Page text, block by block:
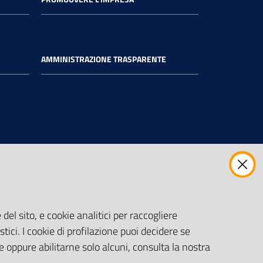
AMMINISTRAZIONE TRASPARENTE
sito, e cookie analitici per raccogliere
I cookie di profilazione puoi decidere se
oppure abilitarne solo alcuni, consulta la nostra